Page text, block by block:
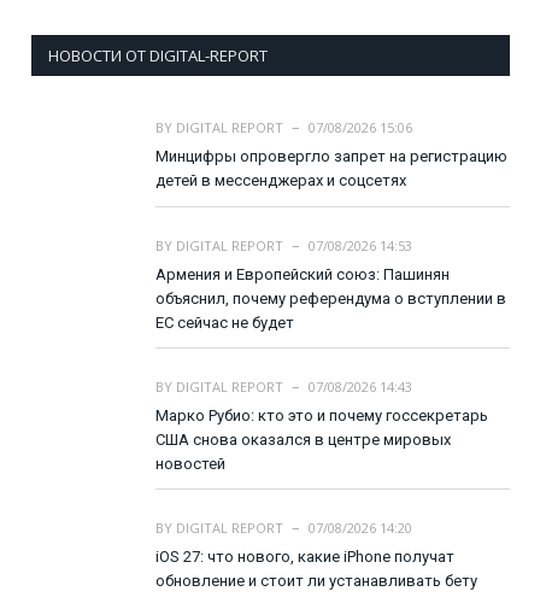
НОВОСТИ ОТ DIGITAL-REPORT
BY DIGITAL REPORT
07/08/2026 15:06
Минцифры опровергло запрет на регистрацию
детей в мессенджерах и соцсетях
BY DIGITAL REPORT
07/08/2026 14:53
Армения и Европейский союз: Пашинян
объяснил, почему референдума о вступлении в
ЕС сейчас не будет
BY DIGITAL REPORT
07/08/2026 14:43
Марко Рубио: кто это и почему госсекретарь
США снова оказался в центре мировых
новостей
BY DIGITAL REPORT
07/08/2026 14:20
iOS 27: что нового, какие iPhone получат
обновление и стоит ли устанавливать бету